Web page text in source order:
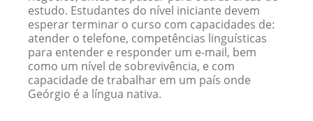
estudo. Estudantes do nível iniciante devem
esperar terminar o curso com capacidades de:
atender o telefone, competências linguísticas
para entender e responder um e-mail, bem
como um nível de sobrevivência, e com
capacidade de trabalhar em um país onde
Geórgio é a língua nativa.